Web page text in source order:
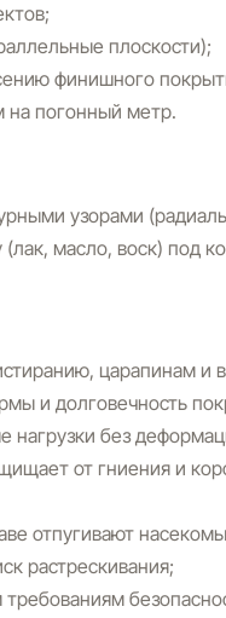
плоскости);
финишного
на погонный метр.
узорами
масло, воск) под
царапинам и
и долговечность
без
от гниения и
отпугивают
растрескивания;
требованиям